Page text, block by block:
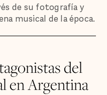
de su fotografía y
musical de la época.
del
en Argentina